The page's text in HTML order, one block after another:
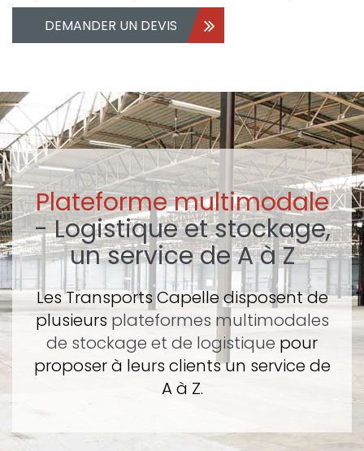
DEMANDER UN DEVIS
Plateforme multimodale
- Logistique et stockage,
un service de A à Z
Les Transports Capelle disposent de
plusieurs plateformes multimodales
de stockage et de logistique pour
proposer à leurs clients un service de
A à Z.